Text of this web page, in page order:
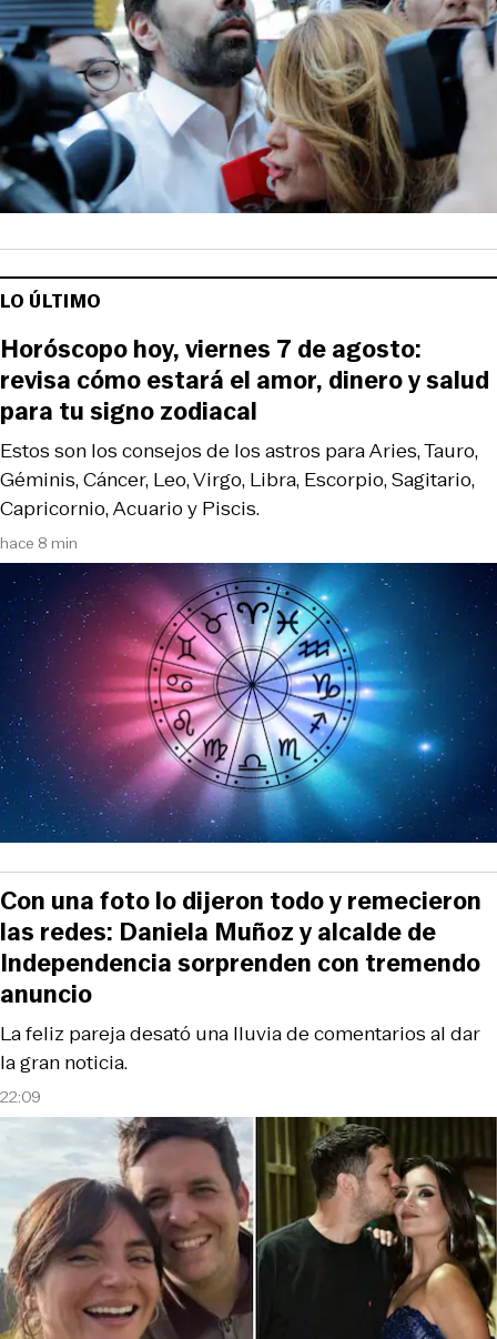
LO ÚLTIMO
hace 8 min
Estos son los consejos de los astros para Aries, Tauro,
Géminis, Cáncer, Leo, Virgo, Libra, Escorpio, Sagitario,
Capricornio, Acuario y Piscis.
Horóscopo hoy, viernes 7 de agosto:
revisa cómo estará el amor, dinero y salud
para tu signo zodiacal
22:09
La feliz pareja desató una lluvia de comentarios al dar
la gran noticia.
Con una foto lo dijeron todo y remecieron
las redes: Daniela Muñoz y alcalde de
Independencia sorprenden con tremendo
anuncio